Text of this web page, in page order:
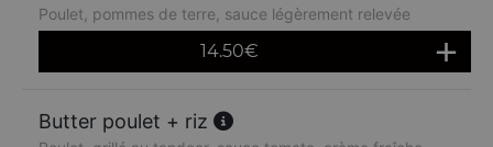
Poulet, pommes de terre, sauce légèrement relevée
14.50€
Butter poulet + riz